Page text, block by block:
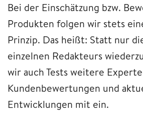
Bei der Einschätzung bzw.
Produkten folgen wir stets
Prinzip. Das heißt: Statt nur
einzelnen Redakteurs
wir auch Tests weitere
Kundenbewertungen und
Entwicklungen mit ein.